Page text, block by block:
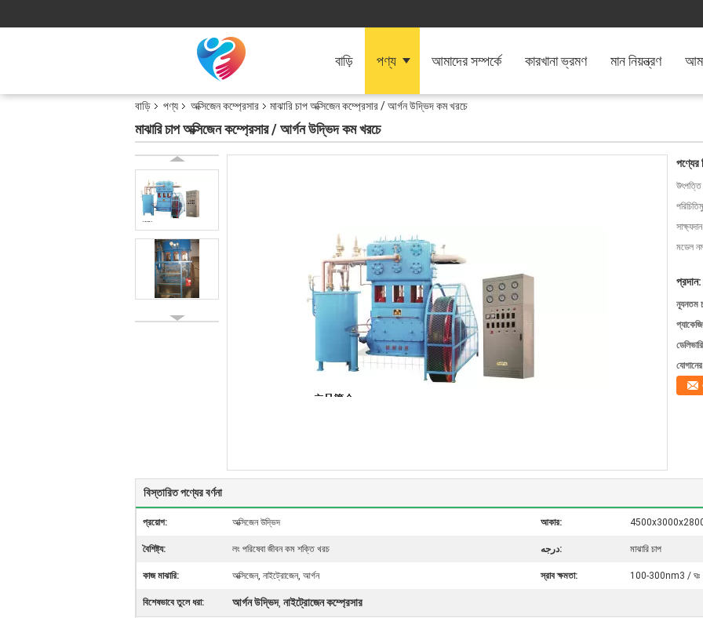
বাড়ি পণ্য আমাদের সম্পর্কে কারখানা ভ্রমণ মান নিয়ন্ত্রণ
বাড়ি পণ্য অক্সিজেন কম্প্রেসার মাঝারি চাপ অক্সিজেন কম্প্রেসার / আর্গন উদ্ভিদ কম খরচে
মাঝারি চাপ অক্সিজেন কম্প্রেসার / আর্গন উদ্ভিদ কম খরচে
পণ্যের
মডেল
প্রদান:
ন্যূনতম
বিস্তারিত পণ্যের বর্ণনা
প্রয়োগ: অক্সিজেন উদ্ভিদ আকার:
বৈশিষ্ট্য: লং পরিষেবা জীবন কম শক্তি খরচ درجه: মাঝারি চাপ
কাজ মাঝারি: অক্সিজেন, নাইট্রোজেন, আর্গন স্রাব ক্ষমতা: 100-300nm3 / ঘঃ
বিশেষভাবে তুলে ধরা: আর্গন উদ্ভিদ, নাইট্রোজেন কম্প্রেসার